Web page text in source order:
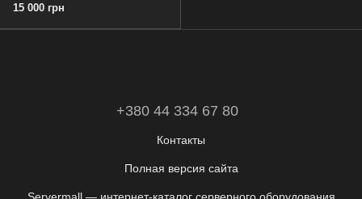
15 000 грн
+380 44 334 67 80
Контакты
Полная версия сайта